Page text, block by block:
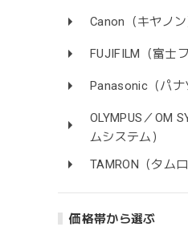
Canon（キヤノン
FUJIFILM（富士
Panasonic（パナ
OLYMPUS／OM
ムシステム）
TAMRON（タムロ
価格帯から選ぶ